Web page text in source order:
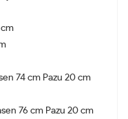
cm
74 cm Pazu 20 cm
76 cm Pazu 20 cm